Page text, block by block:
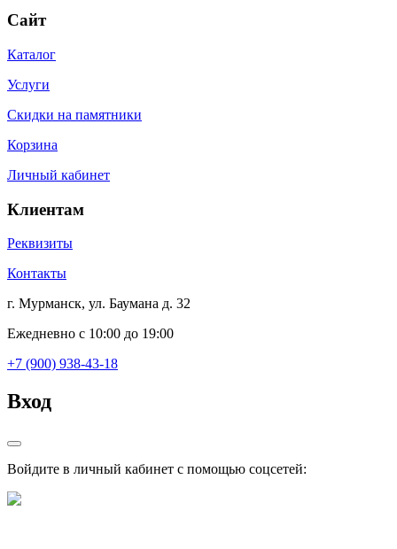
Сайт
Каталог
Услуги
Скидки на памятники
Корзина
Личный кабинет
Клиентам
Реквизиты
Контакты
г. Мурманск, ул. Баумана д. 32
Ежедневно с 10:00 до 19:00
+7 (900) 938-43-18
Вход
Войдите в личный кабинет с помощью соцсетей: